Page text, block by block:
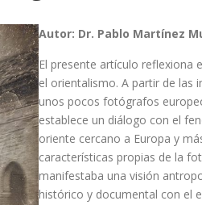
Autor: Dr. Pablo Martínez
El presente artículo reflexiona
el orientalismo. A partir de
unos pocos fotógrafos
establece un diálogo con el
oriente cercano a Europa y
características propias de la
manifestaba una visión
histórico y documental con el